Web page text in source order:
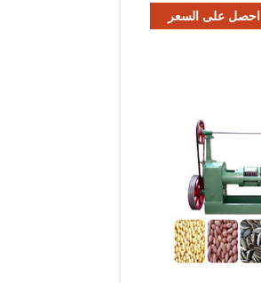
احصل على السعر